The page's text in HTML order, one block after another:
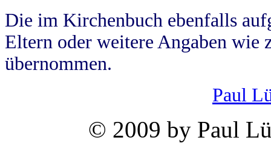
Die im Kirchenbuch ebenfalls
Eltern oder weitere Angaben wie
übernommen.
Paul
© 2009 by Paul